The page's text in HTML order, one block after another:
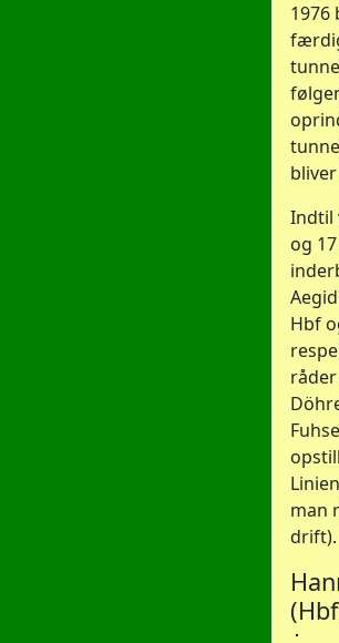
1976
Indtil
og
Hbf
man
drift).